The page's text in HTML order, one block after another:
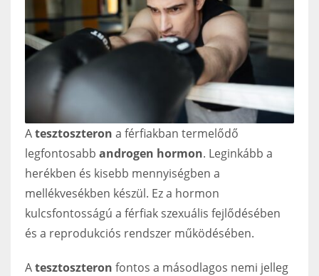
Atesztoszteron a férfiakban termelődő
legfontosabb androgen hormon. Leginkább a
herékben és kisebb mennyiségben a
mellékvesékben készül. Ez a hormon
kulcsfontosságú a férfiak szexuális fejlődésében
és a reprodukciós rendszer működésében.
Atesztoszteron fontos a másodlagos nemi jelleg